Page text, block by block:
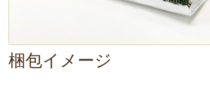
梱包イメージ